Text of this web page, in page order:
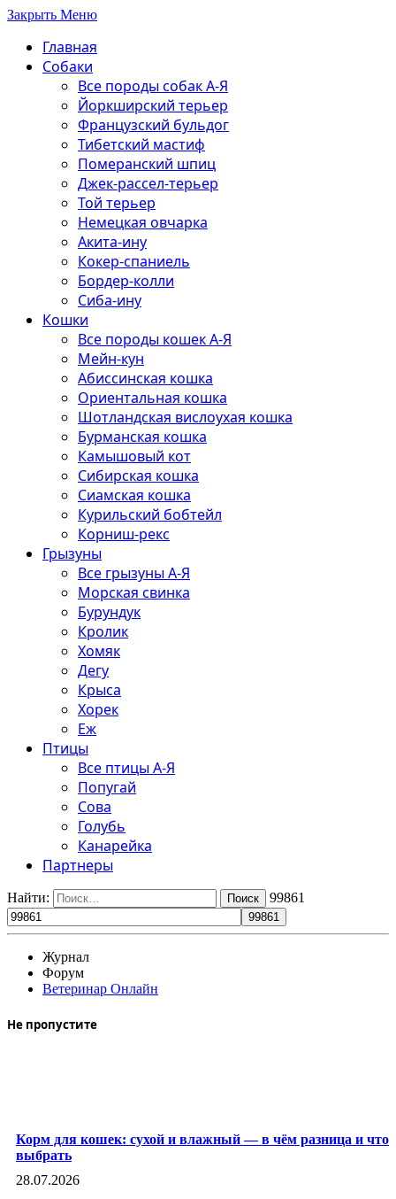
Закрыть Меню
Главная
Собаки
Все породы собак А-Я
Йоркширский терьер
Французский бульдог
Тибетский мастиф
Померанский шпиц
Джек-рассел-терьер
Той терьер
Немецкая овчарка
Акита-ину
Кокер-спаниель
Бордер-колли
Сиба-ину
Кошки
Все породы кошек А-Я
Мейн-кун
Абиссинская кошка
Ориентальная кошка
Шотландская вислоухая кошка
Бурманская кошка
Камышовый кот
Сибирская кошка
Сиамская кошка
Курильский бобтейл
Корниш-рекс
Грызуны
Все грызуны А-Я
Морская свинка
Бурундук
Кролик
Хомяк
Дегу
Крыса
Хорек
Еж
Птицы
Все птицы А-Я
Попугай
Сова
Голубь
Канарейка
Партнеры
Найти: 99861
Журнал
Форум
Ветеринар Онлайн
Не пропустите
Корм для кошек: сухой и влажный — в чём разница и что
выбрать
28.07.2026